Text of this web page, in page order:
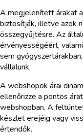
A megjelenített árakat
biztosítják, illetve azok
összegyűjtésre. Az
érvényességéért,
sem
vállalunk.
A webshopok árai
ellenőrizze a pontos
webshopban. A
készlet erejéig vagy
értendők.